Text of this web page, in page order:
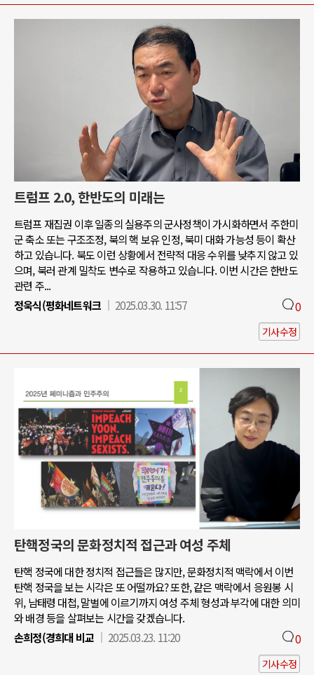
트럼프 2.0, 한반도의 미래는
트럼프 재집권 이후 일종의 실용주의 군사정책이 가시화하면서 주한미
군 축소 또는 구조조정, 북의 핵 보유 인정, 북미 대화 가능성 등이 확산
하고 있습니다. 북도 이런 상황에서 전략적 대응 수위를 낮추지 않고 있
으며, 북러 관계 밀착도 변수로 작용하고 있습니다. 이번 시간은 한반도
관련 주...
정욱식(평화네트워크
2025.03.30. 11:57 0
기사수정
탄핵정국의 문화정치적 접근과 여성 주체
탄핵 정국에 대한 정치적 접근들은 많지만, 문화정치적 맥락에서 이번
탄핵 정국을 보는 시각은 또 어떨까요? 또한, 같은 맥락에서 응원봉 시
위, 남태령 대첩, 말벌에 이르기까지 여성 주체 형성과 부각에 대한 의미
와 배경 등을 살펴보는 시간을 갖겠습니다.
손희정(경희대 비교
2025.03.23. 11:20 0
기사수정